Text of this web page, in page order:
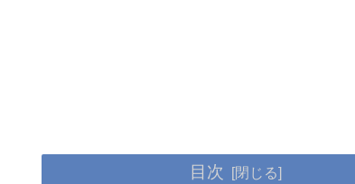
目次